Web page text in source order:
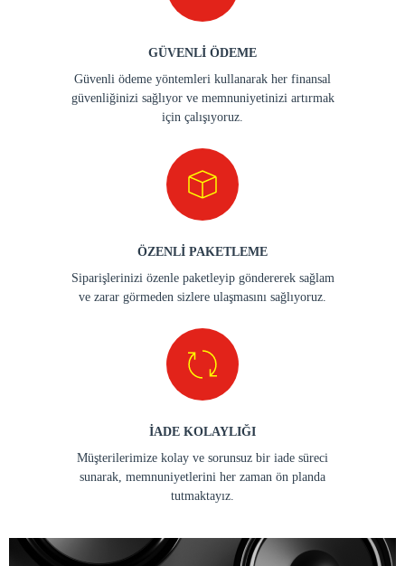
GÜVENLİ ÖDEME
Güvenli ödeme yöntemleri kullanarak her finansal
güvenliğinizi sağlıyor ve memnuniyetinizi artırmak
için çalışıyoruz.
ÖZENLİ PAKETLEME
Siparişlerinizi özenle paketleyip göndererek sağlam
ve zarar görmeden sizlere ulaşmasını sağlıyoruz.
İADE KOLAYLIĞI
Müşterilerimize kolay ve sorunsuz bir iade süreci
sunarak, memnuniyetlerini her zaman ön planda
tutmaktayız.